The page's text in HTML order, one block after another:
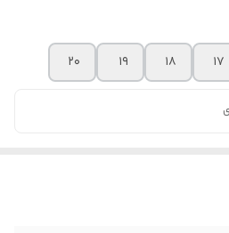
۱۷ ۱۸ ۱۹ ۲۰